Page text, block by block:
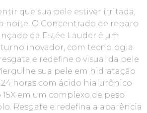
que sua pele estiver irritada,
noite. O Concentrado de reparo
da Estée Lauder é um
inovador, com tecnologia
e redefine o visual da pele
sua pele em hidratação
horas com ácido hialurônico
em um complexo de peso
Resgate e redefina a aparência